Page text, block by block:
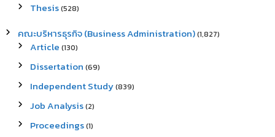
Thesis(528)
คณะบริหารธุรกิจ (Business Administration)(1,827)
Article (130)
Dissertation (69)
Independent Study(839)
Job Analysis(2)
Proceedings(1)